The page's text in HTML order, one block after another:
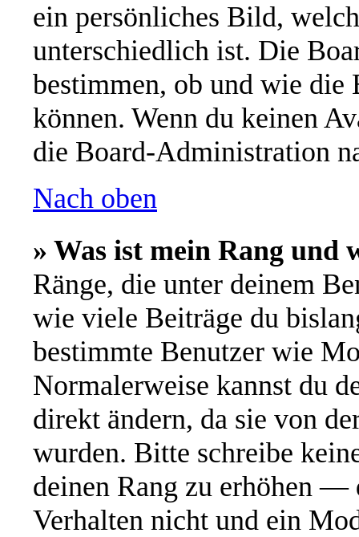
ein persönliches Bild,
unterschiedlich ist. Die
bestimmen, ob und wie die
können. Wenn du keinen
die Board-Administration
Nach oben
» Was ist mein Rang und
Ränge, die unter deinem
wie viele Beiträge du
bestimmte Benutzer wie
Normalerweise kannst du
direkt ändern, da sie von
wurden. Bitte schreibe
deinen Rang zu erhöhen —
Verhalten nicht und ein